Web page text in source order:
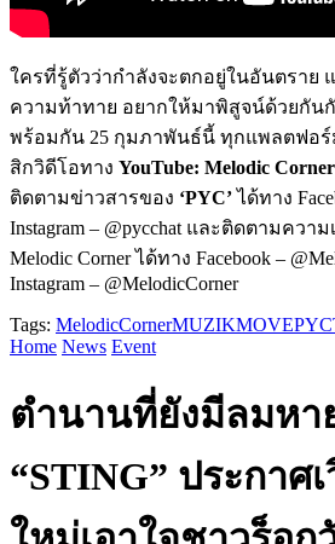
ใครที่รู้ตัวว่ากำลังจะตกอยู่ในอันตราย
ความท้าทาย อยากให้มาพิสูจน์ด้วยกัน
พร้อมกัน 25 กุมภาพันธ์นี้ ทุกแพลตฟอ
สิกวิดีโอทาง YouTube: Melodic Corner
ติดตามข่าวสารของ ‘PYC’ได้ทาง
Instagram – @pycchat และติดตามควา
Melodic Corner ได้ทาง Facebook –
Instagram – @MelodicCorner
Tags: MelodicCornerMUZIKMOVEPYC
Home News Event
ตำนานที่ยังมีลมหา
“STING” ประกาศ